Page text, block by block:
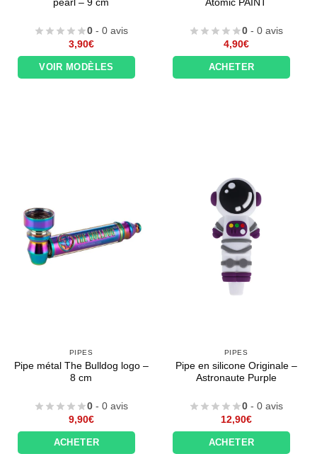
pearl – 9 cm
0 - 0 avis
3,90€
VOIR MODÈLES
Atomic PAINT
0 - 0 avis
4,90€
ACHETER
PIPES
Pipe métal The Bulldog logo –
8 cm
0 - 0 avis
9,90€
ACHETER
PIPES
Pipe en silicone Originale –
Astronaute Purple
0 - 0 avis
12,90€
ACHETER